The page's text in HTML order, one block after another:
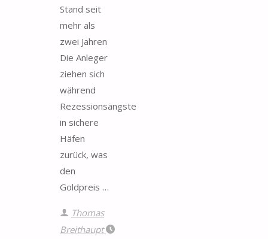
Stand seit
mehr als
zwei Jahren
Die Anleger
ziehen sich
während
Rezessionsängste
in sichere
Häfen
zurück, was
den
Goldpreis …
Thomas
Breithaupt